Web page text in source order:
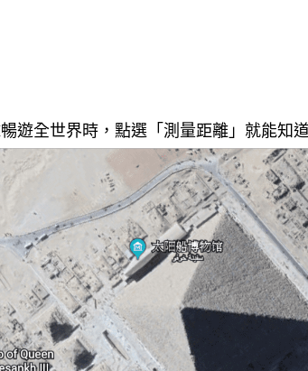
遊全世界時，點選「測量距離」就能知